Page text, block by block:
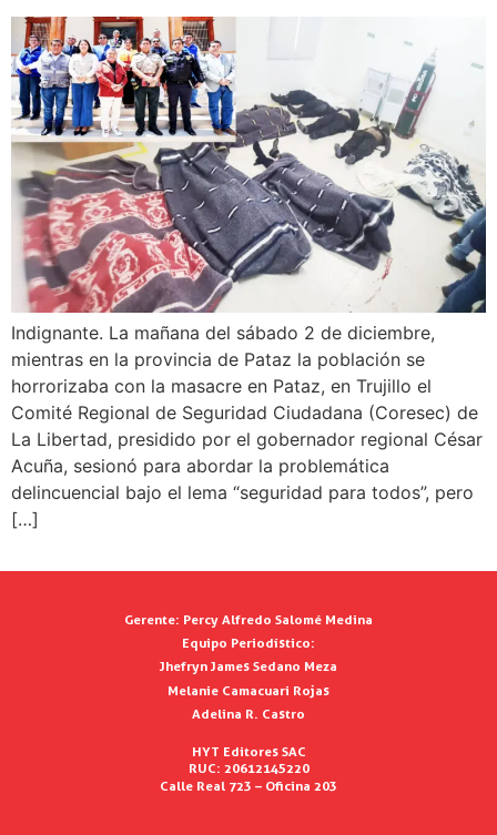
Indignante. La mañana del sábado 2 de diciembre,
mientras en la provincia de Pataz la población se
horrorizaba con la masacre en Pataz, en Trujillo el
Comité Regional de Seguridad Ciudadana (Coresec) de
La Libertad, presidido por el gobernador regional César
Acuña, sesionó para abordar la problemática
delincuencial bajo el lema “seguridad para todos”, pero
[…]
Gerente: Percy Alfredo Salomé Medina
Equipo Periodístico:
Jhefryn James Sedano Meza
Melanie Camacuari Rojas
Adelina R. Castro
HYT Editores SAC
RUC: 20612145220
Calle Real 723 – Oficina 203